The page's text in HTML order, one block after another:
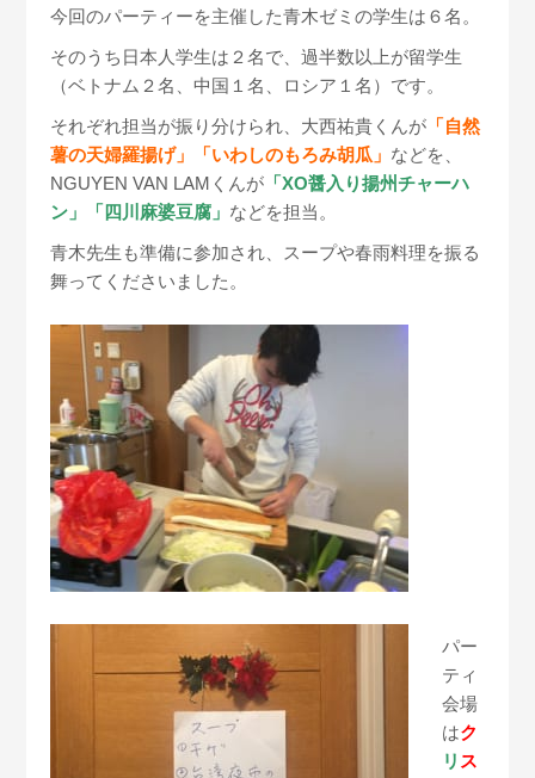
今回のパーティーを主催した青木ゼミの学生は６名。
そのうち日本人学生は２名で、過半数以上が留学生
（ベトナム２名、中国１名、ロシア１名）です。
それぞれ担当が振り分けられ、大西祐貴くんが 「自然
薯の天婦羅揚げ」「いわしのもろみ胡瓜」 などを、
NGUYEN VAN LAMくんが 「XO醤入り揚州チャーハ
ン」「四川麻婆豆腐」 などを担当。
青木先生も準備に参加され、スープや春雨料理を振る
舞ってくださいました。
パー
ティ
会場
はク
リ ス